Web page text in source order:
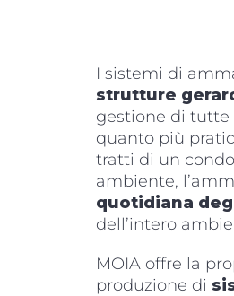
I sistemi di
strutture
gestione di
quanto più
tratti di un
ambiente,
quotidiana
dell’intero
MOIA offre la
produzione di